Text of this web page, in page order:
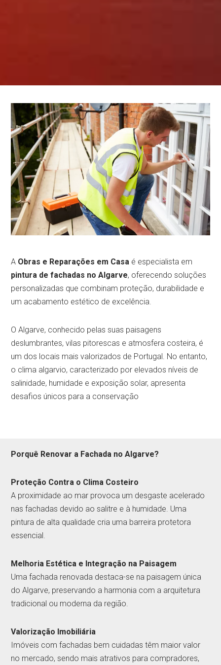
A Obras e Reparações em Casa é especialista em
pintura de fachadas no Algarve, oferecendo soluções
personalizadas que combinam proteção, durabilidade e
um acabamento estético de excelência.
O Algarve, conhecido pelas suas paisagens
deslumbrantes, vilas pitorescas e atmosfera costeira, é
um dos locais mais valorizados de Portugal. No entanto,
o clima algarvio, caracterizado por elevados níveis de
salinidade, humidade e exposição solar, apresenta
desafios únicos para a conservação
Porquê Renovar a Fachada no Algarve?
Proteção Contra o Clima Costeiro
A proximidade ao mar provoca um desgaste acelerado
nas fachadas devido ao salitre e à humidade. Uma
pintura de alta qualidade cria uma barreira protetora
essencial.
Melhoria Estética e Integração na Paisagem
Uma fachada renovada destaca-se na paisagem única
do Algarve, preservando a harmonia com a arquitetura
tradicional ou moderna da região.
Valorização Imobiliária
Imóveis com fachadas bem cuidadas têm maior valor
no mercado, sendo mais atrativos para compradores,